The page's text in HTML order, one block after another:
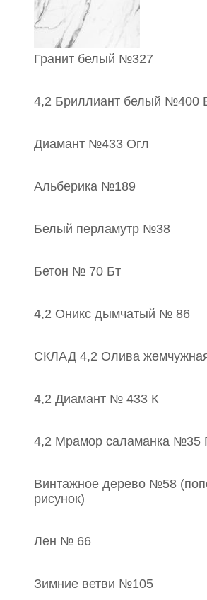
Гранит белый №327
4,2 Бриллиант белый №400
Диамант №433 Огл
Альберика №189
Белый перламутр №38
Бетон № 70 Бт
4,2 Оникс дымчатый № 86
СКЛАД 4,2 Олива
4,2 Диамант № 433 К
4,2 Мрамор саламанка №35
Винтажное дерево №58
рисунок)
Лен № 66
Зимние ветви №105